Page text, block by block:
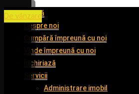
Acasă
Despre noi
Cumpără împreună cu noi
Vinde împreună cu noi
Închiriază
Servicii
Administrare imobil
De vânzare
De vânzare
De vânzare
De vânzare